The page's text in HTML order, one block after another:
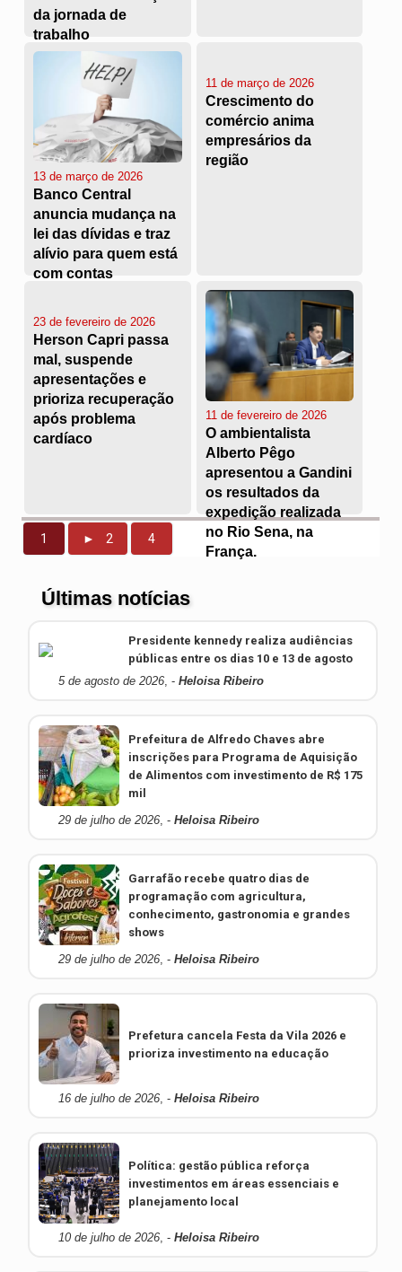
da jornada de
trabalho
13 de março de 2026
Banco Central
anuncia mudança na
lei das dívidas e traz
alívio para quem está
com contas
11 de março de 2026
Crescimento do
comércio anima
empresários da
região
23 de fevereiro de 2026
Herson Capri passa
mal, suspende
apresentações e
prioriza recuperação
após problema
cardíaco
11 de fevereiro de 2026
O ambientalista
Alberto Pêgo
apresentou a Gandini
os resultados da
expedição realizada
no Rio Sena, na
França.
1 ► 2 4
Presidente kennedy realiza audiências
públicas entre os dias 10 e 13 de agosto
5 de agosto de 2026 , -Heloisa Ribeiro
Prefeitura de Alfredo Chaves abre
inscrições para Programa de Aquisição
de Alimentos com investimento de R$ 175
mil
29 de julho de 2026 , -Heloisa Ribeiro
Garrafão recebe quatro dias de
programação com agricultura,
conhecimento, gastronomia e grandes
shows
29 de julho de 2026 , -Heloisa Ribeiro
Prefetura cancela Festa da Vila 2026 e
prioriza investimento na educação
16 de julho de 2026 , -Heloisa Ribeiro
Política: gestão pública reforça
investimentos em áreas essenciais e
planejamento local
10 de julho de 2026 , -Heloisa Ribeiro